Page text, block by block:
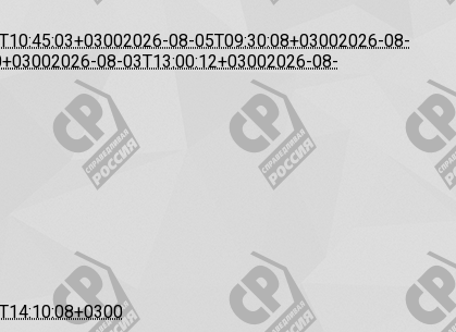
2026-08-05T09:30:08+03002026-08-
2026-08-03T13:00:12+03002026-08-